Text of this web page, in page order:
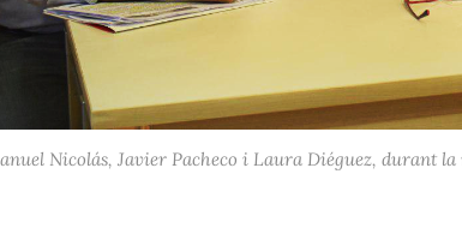
Nicolás, Javier Pacheco i Laura Diéguez, durant la